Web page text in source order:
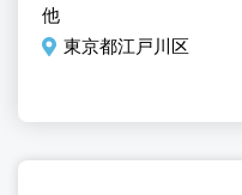
他
東京都江戸川区